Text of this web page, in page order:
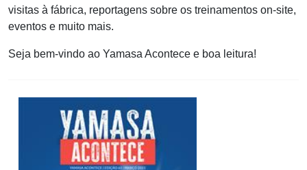
visitas à fábrica, reportagens sobre os treinamentos on-site,
eventos e muito mais.
Seja bem-vindo ao Yamasa Acontece e boa leitura!